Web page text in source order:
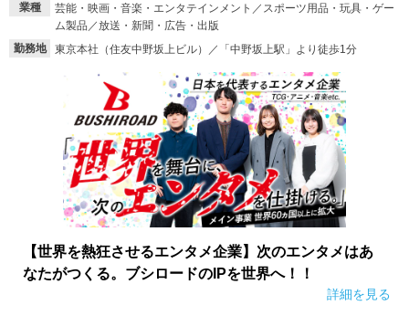
就活支援
就活ノウハウが満載！ お役立ち記事・相談室など
適職診断
あなたに合う仕事を診断！
就活チャンネル
動画で対策講座をチェック
就活ニュースペーパー
就活時事ニュースを更新
よくある質問
不明点があればこちら
業種
芸能・映画・音楽・エンタテインメント／スポーツ用品・玩具・ゲー
ム製品／放送・新聞・広告・出版
勤務地
東京本社（住友中野坂上ビル）／「中野坂上駅」より徒歩1分
【世界を熱狂させるエンタメ企業】次のエンタメはあ
なたがつくる。ブシロードのIPを世界へ！！
詳細を見る